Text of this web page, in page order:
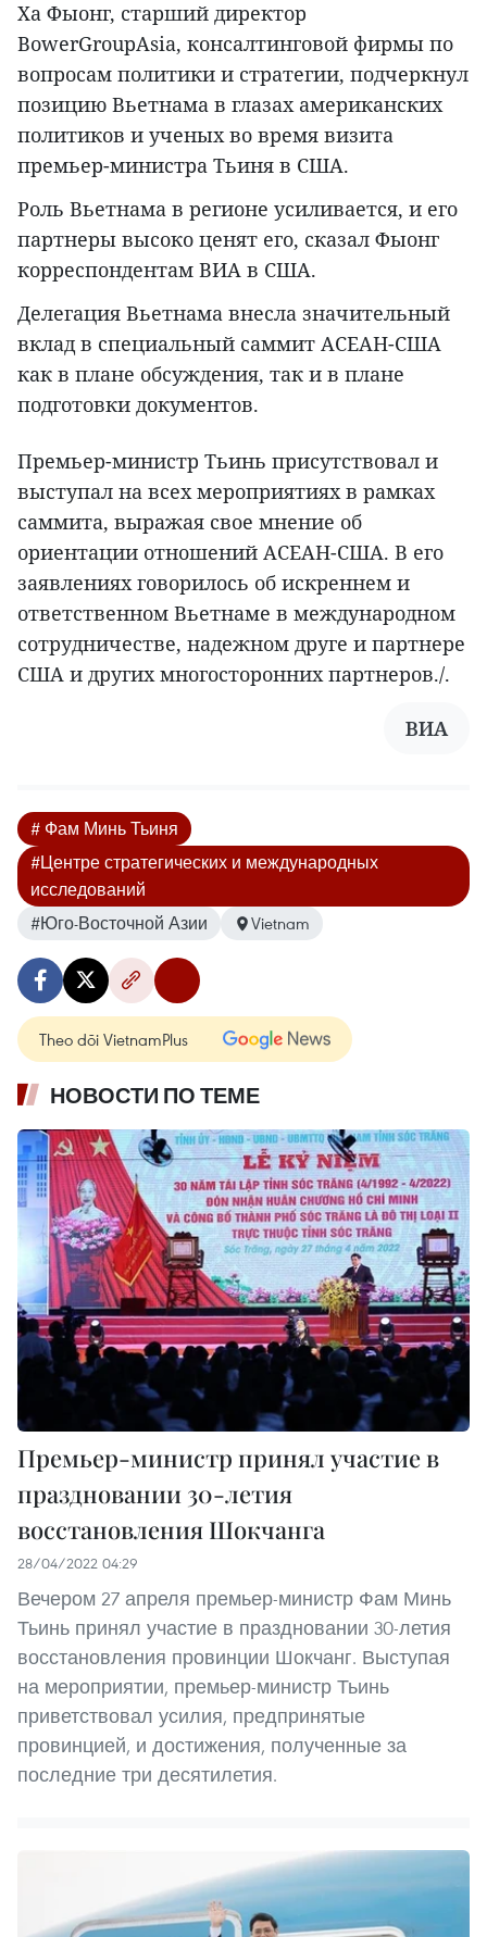
Ха Фыонг, старший директор
BowerGroupAsia, консалтинговой фирмы по
вопросам политики и стратегии, подчеркнул
позицию Вьетнама в глазах американских
политиков и ученых во время визита
премьер-министра Тьиня в США.
Роль Вьетнама в регионе усиливается, и его
партнеры высоко ценят его, сказал Фыонг
корреспондентам ВИА в США.
Делегация Вьетнама внесла значительный
вклад в специальный саммит АСЕАН-США
как в плане обсуждения, так и в плане
подготовки документов.
Премьер-министр Тьинь присутствовал и
выступал на всех мероприятиях в рамках
саммита, выражая свое мнение об
ориентации отношений АСЕАН-США. В его
заявлениях говорилось об искреннем и
ответственном Вьетнаме в международном
сотрудничестве, надежном друге и партнере
США и других многосторонних партнеров./.
ВИА
# Фам Минь Тьиня
#Центре стратегических и международных
исследований
#Юго-Восточной Азии
Vietnam
Theo dõi VietnamPlus
НОВОСТИ ПО ТЕМЕ
Премьер-министр принял участие в
праздновании 30-летия
восстановления Шокчанга
28/04/2022 04:29
Вечером 27 апреля премьер-министр Фам Минь
Тьинь принял участие в праздновании 30-летия
восстановления провинции Шокчанг. Выступая
на мероприятии, премьер-министр Тьинь
приветствовал усилия, предпринятые
провинцией, и достижения, полученные за
последние три десятилетия.